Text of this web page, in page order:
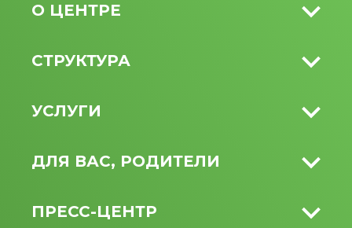
О ЦЕНТРЕ
СТРУКТУРА
УСЛУГИ
ДЛЯ ВАС, РОДИТЕЛИ
ПРЕСС-ЦЕНТР